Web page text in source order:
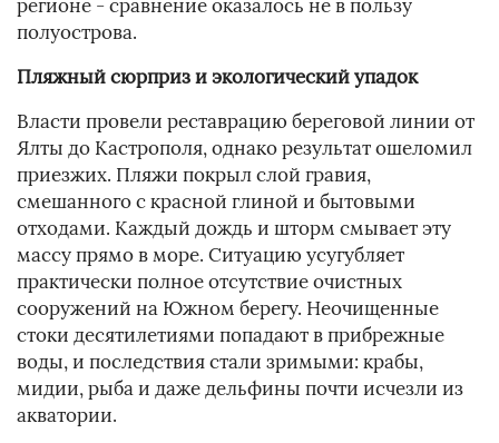
регионе - сравнение оказалось не в пользу
полуострова.
Пляжный сюрприз и экологический упадок
Власти провели реставрацию береговой линии от
Ялты до Кастрополя, однако результат ошеломил
приезжих. Пляжи покрыл слой гравия,
смешанного с красной глиной и бытовыми
отходами. Каждый дождь и шторм смывает эту
массу прямо в море. Ситуацию усугубляет
практически полное отсутствие очистных
сооружений на Южном берегу. Неочищенные
стоки десятилетиями попадают в прибрежные
воды, и последствия стали зримыми: крабы,
мидии, рыба и даже дельфины почти исчезли из
акватории.